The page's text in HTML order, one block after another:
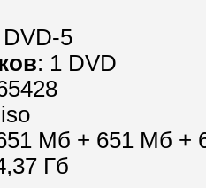
DVD-5
: 1 DVD
Мб + 651 Мб +
Гб